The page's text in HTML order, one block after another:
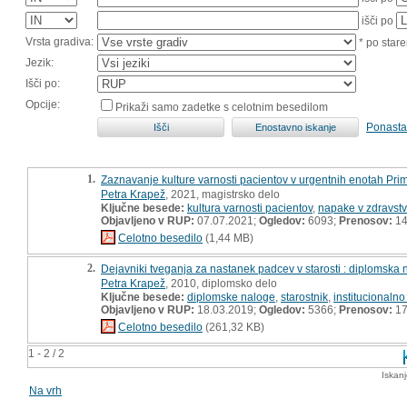
išči po
Vrsta gradiva:
* po
Jezik:
Išči po:
Opcije:
Prikaži samo zadetke s celotnim besedilom
1 - 2 / 2
1. Zaznavanje kulture varnosti pacientov v urgentnih enotah
Petra Krapež , 2021, magistrsko delo
Ključne besede: kultura varnosti pacientov, napake v
Objavljeno v RUP: 07.07.2021; Ogledov: 6093; Prenosov:
Celotno besedilo (1,44 MB)
2. Dejavniki tveganja za nastanek padcev v starosti : diplomska
Petra Krapež , 2010, diplomsko delo
Ključne besede: diplomske naloge starostnik institucionalno
Objavljeno v RUP: 18.03.2019; Ogledov: 5366; Prenosov:
Celotno besedilo (261,32 KB)
Na vrh